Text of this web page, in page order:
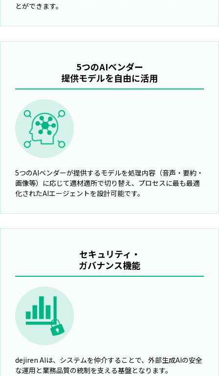
とができます。
5つのAIベンダー
提供モデルを自由に活用
5つのAIベンダーが提供するモデルを処理内容（音声・要約・
画像等）に応じて適材適所で切り替え、プロセスに最も最適
化されたAIエージェントを設計可能です。
セキュリティ・
ガバナンス機能
dejiren AIは、システムを仲介することで、外部生成AIの安全
な運用と業務品質の統制を支える基盤となります。